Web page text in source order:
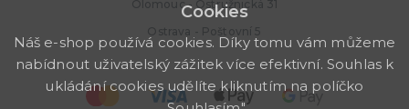
Olomouc - Ostružnická 31
Ostrava - Poštovní 5
Cookies
Náš e-shop používá cookies. Díky tomu vám můžeme
nabídnout uživatelský zážitek více efektivní. Souhlas k
ukládání cookies udělíte kliknutím na políčko